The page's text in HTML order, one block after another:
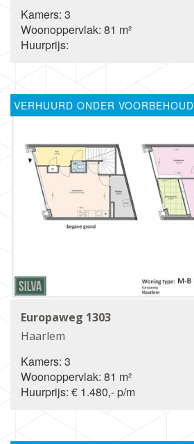
Kamers: 3
Woonoppervlak: 81 m²
Huurprijs:
VERHUURD ONDER VOORBEHOUD
Europaweg 1303
Haarlem
Kamers: 3
Woonoppervlak: 81 m²
Huurprijs: € 1.480,- p/m